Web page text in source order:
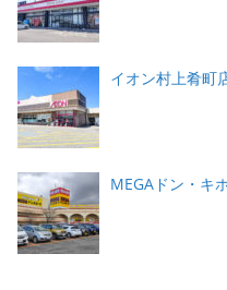
イオン村上肴町
MEGAドン・キ